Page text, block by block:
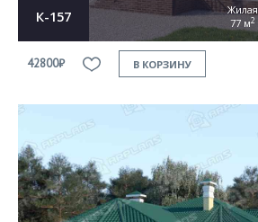
К-157
Жилая
77 м2
42800₽ В КОРЗИНУ